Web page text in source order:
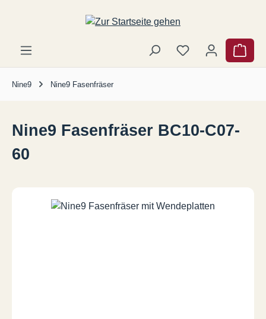
Zum Hauptinhalt springen
Nine9 Nine9 Fasenfräser
Nine9 Fasenfräser BC10-C07-
60